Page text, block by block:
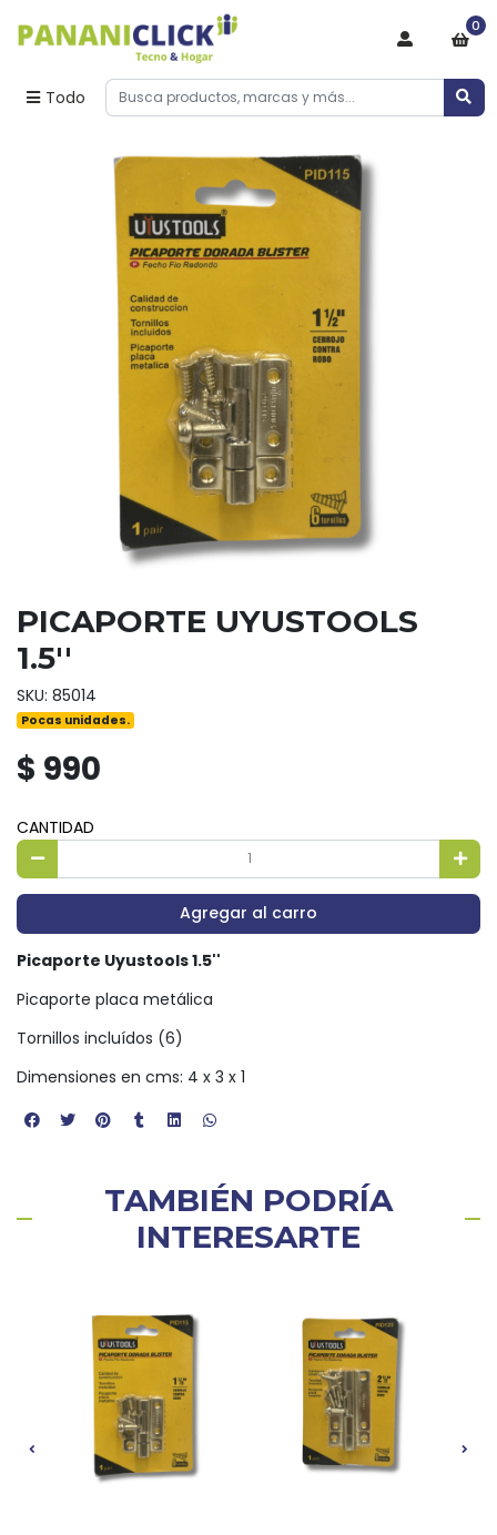
Todo
0
PICAPORTE UYUSTOOLS
1.5''
SKU: 85014
Pocas unidades.
$ 990
CANTIDAD
Agregar al carro
Picaporte Uyustools 1.5''
Picaporte placa metálica
Tornillos incluídos (6)
Dimensiones en cms: 4 x 3 x 1
TAMBIÉN PODRÍA
INTERESARTE